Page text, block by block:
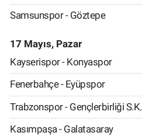
Samsunspor - Göztepe
17 Mayıs, Pazar
Kayserispor - Konyaspor
Fenerbahçe - Eyüpspor
Trabzonspor - Gençlerbirliği S.K.
Kasımpaşa - Galatasaray